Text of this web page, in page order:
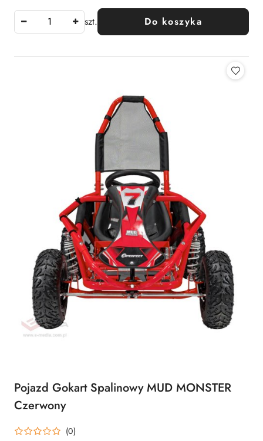
szt. Do koszyka
Pojazd Gokart Spalinowy MUD MONSTER
Czerwony
(0)